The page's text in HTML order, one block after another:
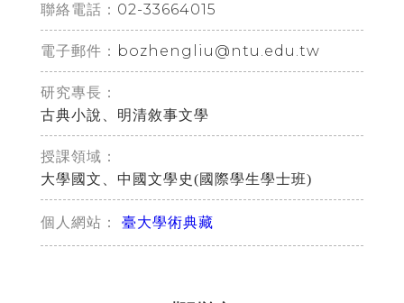
聯絡電話： 02-33664015
電子郵件： bozhengliu@ntu.edu.tw
研究專長：
古典小說、明清敘事文學
授課領域：
大學國文、中國文學史(國際學生學士班)
個人網站： 臺大學術典藏